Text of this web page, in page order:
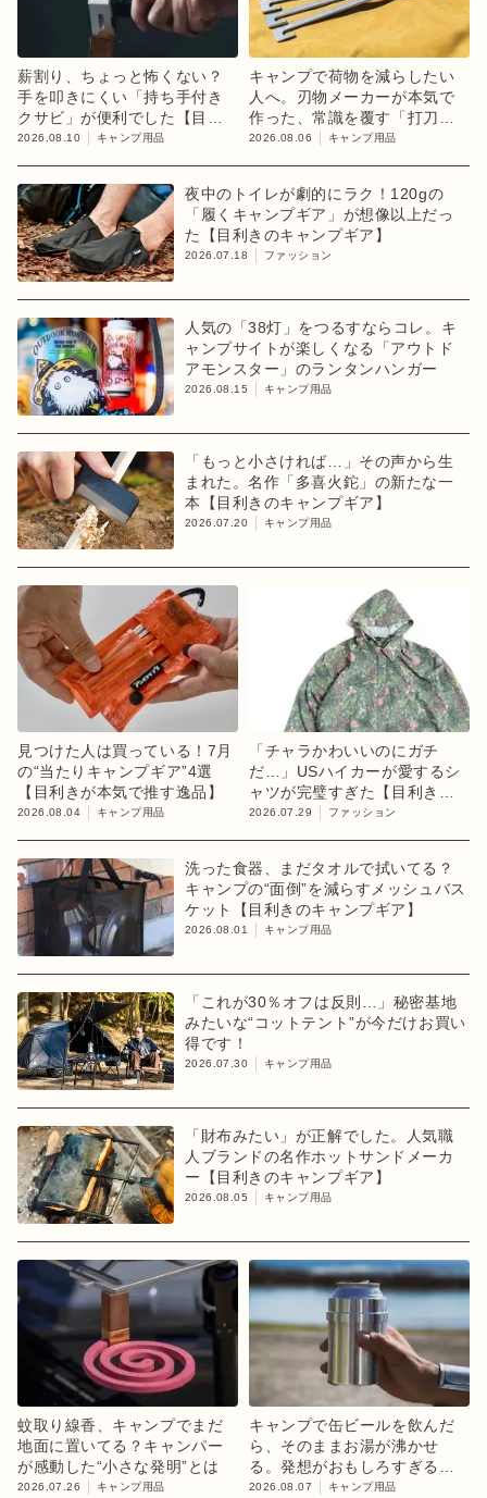
薪割り、ちょっと怖くない？
手を叩きにくい「持ち手付き
クサビ」が便利でした【目利
きのキャンプギア】
2026.08.10 キャンプ用品
キャンプで荷物を減らしたい
人へ。刃物メーカーが本気で
作った、常識を覆す「打刀」
ペグ
2026.08.06 キャンプ用品
夜中のトイレが劇的にラク！120gの
「履くキャンプギア」が想像以上だっ
た【目利きのキャンプギア】
2026.07.18 ファッション
人気の「38灯」をつるすならコレ。キ
ャンプサイトが楽しくなる「アウトド
アモンスター」のランタンハンガー
2026.08.15 キャンプ用品
「もっと小さければ…」その声から生
まれた。名作「多喜火鉈」の新たな一
本【目利きのキャンプギア】
2026.07.20 キャンプ用品
見つけた人は買っている！7月
の“当たりキャンプギア”4選
【目利きが本気で推す逸品】
2026.08.04 キャンプ用品
「チャラかわいいのにガチ
だ…」USハイカーが愛するシ
ャツが完璧すぎた【目利きの
キャンプギア】
2026.07.29 ファッション
洗った食器、まだタオルで拭いてる？
キャンプの“面倒”を減らすメッシュバス
ケット【目利きのキャンプギア】
2026.08.01 キャンプ用品
「これが30％オフは反則…」秘密基地
みたいな“コットテント”が今だけお買い
得です！
2026.07.30 キャンプ用品
「財布みたい」が正解でした。人気職
人ブランドの名作ホットサンドメーカ
ー【目利きのキャンプギア】
2026.08.05 キャンプ用品
蚊取り線香、キャンプでまだ
地面に置いてる？キャンパー
が感動した“小さな発明”とは
2026.07.26 キャンプ用品
キャンプで缶ビールを飲んだ
ら、そのままお湯が沸かせ
る。発想がおもしろすぎるギ
ア【目利きのキャンプギア】
2026.08.07 キャンプ用品